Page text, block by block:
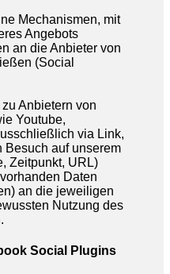
Mechanismen, mit
Angebots
an die Anbieter von
(Social
Anbietern von
Youtube,
via Link,
Besuch auf unserem
Zeitpunkt, URL)
Daten
an die jeweiligen
Nutzung des
Social Plugins